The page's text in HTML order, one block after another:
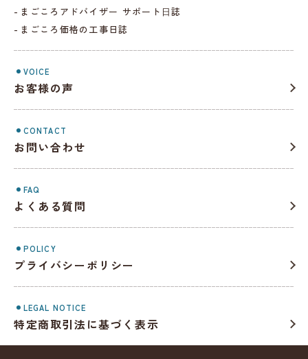
まごころアドバイザー サポート⽇誌
まごころ価格の工事日誌
VOICE
お客様の声
CONTACT
お問い合わせ
FAQ
よくある質問
POLICY
プライバシーポリシー
LEGAL NOTICE
特定商取引法に基づく表示